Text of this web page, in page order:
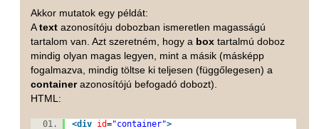
Akkor mutatok egy példát:
Atextazonosítóju dobozban ismeretlen magasságú
tartalom van. Azt szeretném, hogy a boxtartalmú doboz
mindig olyan magas legyen, mint a másik (másképp
fogalmazva, mindig töltse ki teljesen (függőlegesen) a
containerazonosítójú befogadó dobozt).
HTML:
<div id="container">